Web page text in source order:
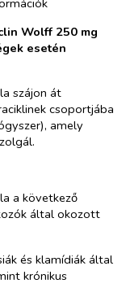
Wolff 250 mg
esetén
szájon át
csoportjába
amely
a következő
által okozott
és klamídiák által
krónikus